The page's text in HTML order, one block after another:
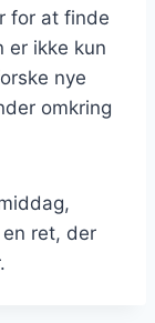
for at finde
er ikke kun
nye
omkring
ret, der